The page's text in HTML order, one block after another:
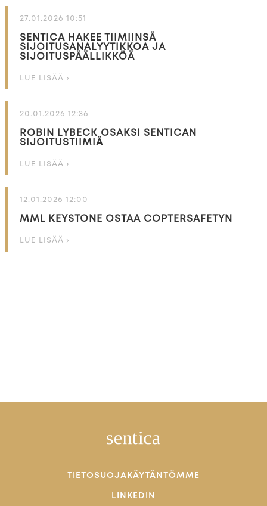
27.01.2026 10:51
SENTICA HAKEE TIIMIINSÄ
SIJOITUSANALYYTIKKOA JA
SIJOITUSPÄÄLLIKKÖÄ
LUE LISÄÄ ›
20.01.2026 12:36
ROBIN LYBECK OSAKSI SENTICAN
SIJOITUSTIIMIÄ
LUE LISÄÄ ›
12.01.2026 12:00
MML KEYSTONE OSTAA COPTERSAFETYN
LUE LISÄÄ ›
TIETOSUOJAKÄYTÄNTÖMME
LINKEDIN